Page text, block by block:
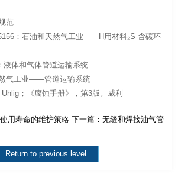
范
：石油和天然气工业——H用材料₂S-含碳环
体和气体管道运输系统
气工业——管道运输系统
；《腐蚀手册》，第3版。威利
用寿命的维护策略 下一篇：无缝和焊接油气管
Return to previous level